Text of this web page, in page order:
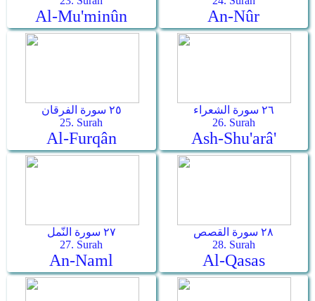
Al-Mu'minûn An-Nûr
٢٥ سورة الفرقان
25. Surah
Al-Furqân
٢٦ سورة الشعراء
26. Surah
Ash-Shu'arâ'
٢٧ سورة النّمل
27. Surah
An-Naml
٢٨ سورة القصص
28. Surah
Al-Qasas